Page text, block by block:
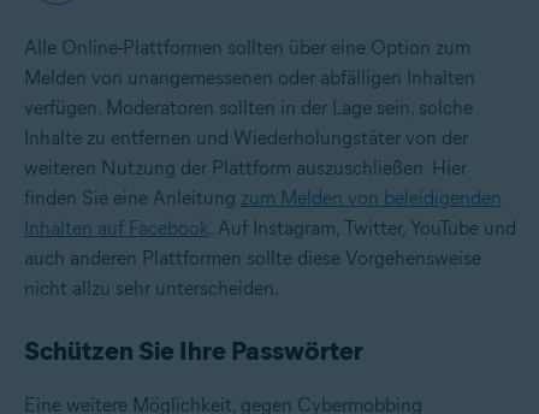
Alle Online-Plattformen sollten über eine Option zum
Melden von unangemessenen oder abfälligen Inhalten
verfügen. Moderatoren sollten in der Lage sein, solche
Inhalte zu entfernen und Wiederholungstäter von der
weiteren Nutzung der Plattform auszuschließen. Hier
finden Sie eine Anleitung zum Melden von beleidigenden
Inhalten auf Facebook. Auf Instagram, Twitter, YouTube und
auch anderen Plattformen sollte diese Vorgehensweise
nicht allzu sehr unterscheiden.
Schützen Sie Ihre Passwörter
Eine weitere Möglichkeit, gegen Cybermobbing